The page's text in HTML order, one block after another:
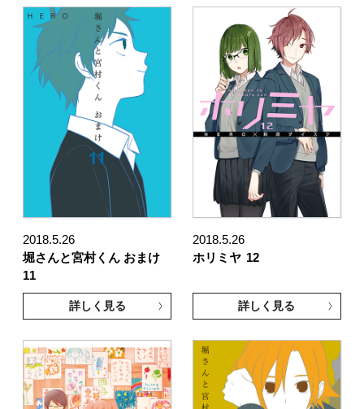
2018.5.26
堀さんと宮村くん おまけ
11
詳しく見る
2018.5.26
ホリミヤ 12
詳しく見る